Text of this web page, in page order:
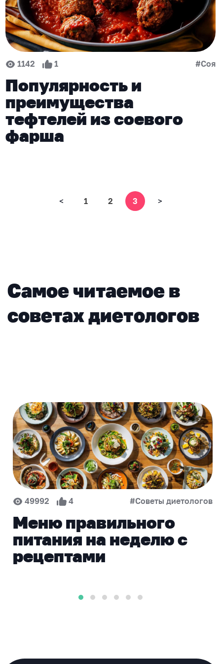
1142 1 #Соя
Популярность и
преимущества
тефтелей из соевого
фарша
< 1 2 3 >
Самое читаемое в
советах диетологов
49992 4 #Советы диетологов
Меню правильного
питания на неделю с
рецептами